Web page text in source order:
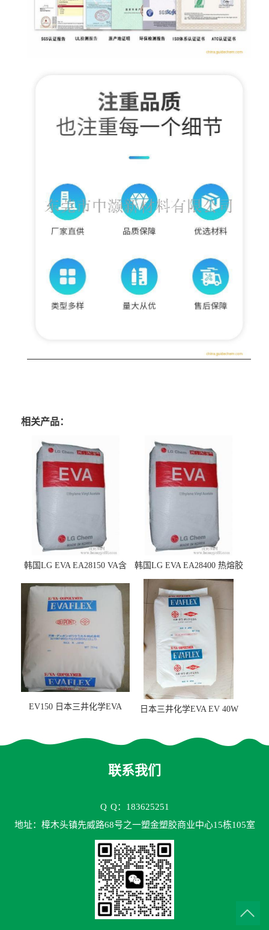
相关产品：
韩国LG EVA EA28150 VA含
韩国LG EVA EA28400 热熔胶
级 VA含量28 熔指400
EV150 日本三井化学EVA
日本三井化学EVA EV 40W
联系我们
Q Q：183625251
地址：樟木头镇先威路68号之一塑金塑胶商业中心15栋105室